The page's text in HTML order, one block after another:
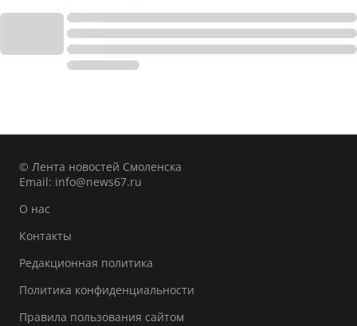
© Лента новостей Смоленска
Email: info@news67.ru
О нас
Контакты
Редакционная политика
Политика конфиденциальности
Правила пользования сайтом